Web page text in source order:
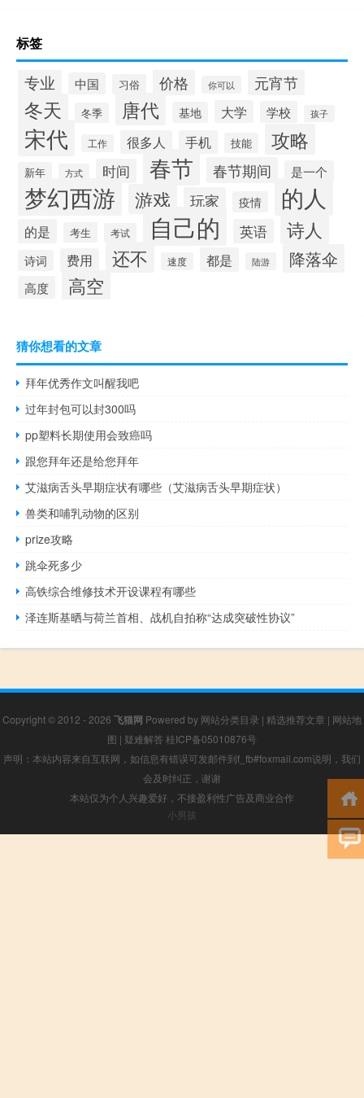
标签
专业 中国 习俗 价格 你可以 元宵节
冬天 冬季 唐代 基地 大学 学校 孩子
宋代 工作 很多人 手机 技能 攻略
新年 方式 时间 春节 春节期间 是一个
梦幻西游 游戏 玩家 疫情 的人
的是 考生 考试 自己的 英语 诗人
诗词 费用 还不 速度 都是 陆游 降落伞
高度 高空
猜你想看的文章
拜年优秀作文叫醒我吧
过年封包可以封300吗
pp塑料长期使用会致癌吗
跟您拜年还是给您拜年
艾滋病舌头早期症状有哪些（艾滋病舌头早期症状）
兽类和哺乳动物的区别
prize攻略
跳伞死多少
高铁综合维修技术开设课程有哪些
泽连斯基晒与荷兰首相、战机自拍称“达成突破性协议”
Copyright © 2012 - 2026 飞猫网 Powered by 网站分类目录 | 精选推荐文章 | 网站地
图 | 疑难解答 桂ICP备05010876号
声明：本站内容来自互联网，如信息有错误可发邮件到f_fb#foxmail.com说明，我们
会及时纠正，谢谢
本站仅为个人兴趣爱好，不接盈利性广告及商业合作
小男孩